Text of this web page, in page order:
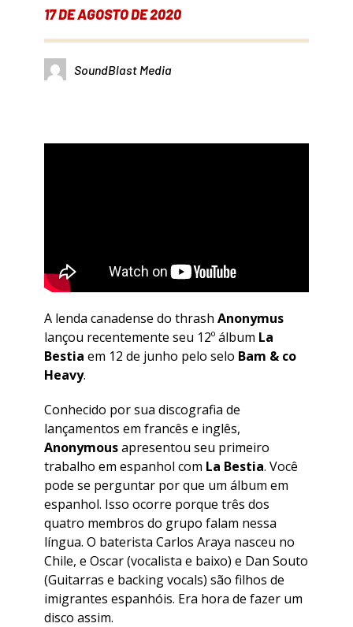
17 DE AGOSTO DE 2020
SoundBlast Media
A lenda canadense do thrash Anonymus
lançou recentemente seu 12º álbum La
Bestia em 12 de junho pelo selo Bam & co
Heavy.
Conhecido por sua discografia de
lançamentos em francês e inglês,
Anonymousapresentou seu primeiro
trabalho em espanhol com La Bestia. Você
pode se perguntar por que um álbum em
espanhol. Isso ocorre porque três dos
quatro membros do grupo falam nessa
língua. O baterista Carlos Araya nasceu no
Chile, e Oscar (vocalista e baixo) e Dan Souto
(Guitarras e backing vocals) são filhos de
imigrantes espanhóis. Era hora de fazer um
disco assim.